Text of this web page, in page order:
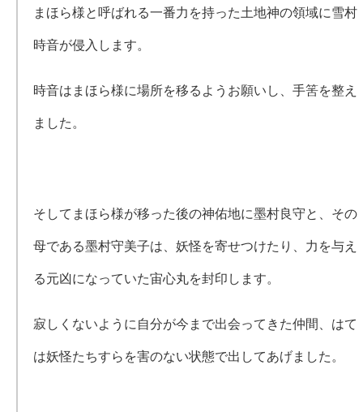
まほら様と呼ばれる一番力を持った土地神の領域に雪村
時音が侵入します。
時音はまほら様に場所を移るようお願いし、手筈を整え
ました。
そしてまほら様が移った後の神佑地に墨村良守と、その
母である墨村守美子は、妖怪を寄せつけたり、力を与え
る元凶になっていた宙心丸を封印します。
寂しくないように自分が今まで出会ってきた仲間、はて
は妖怪たちすらを害のない状態で出してあげました。